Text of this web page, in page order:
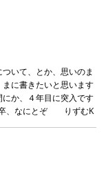
いて、とか、思いのま
まに書きたいと思います
か、４年目に突入です
、なにとぞ りずむK